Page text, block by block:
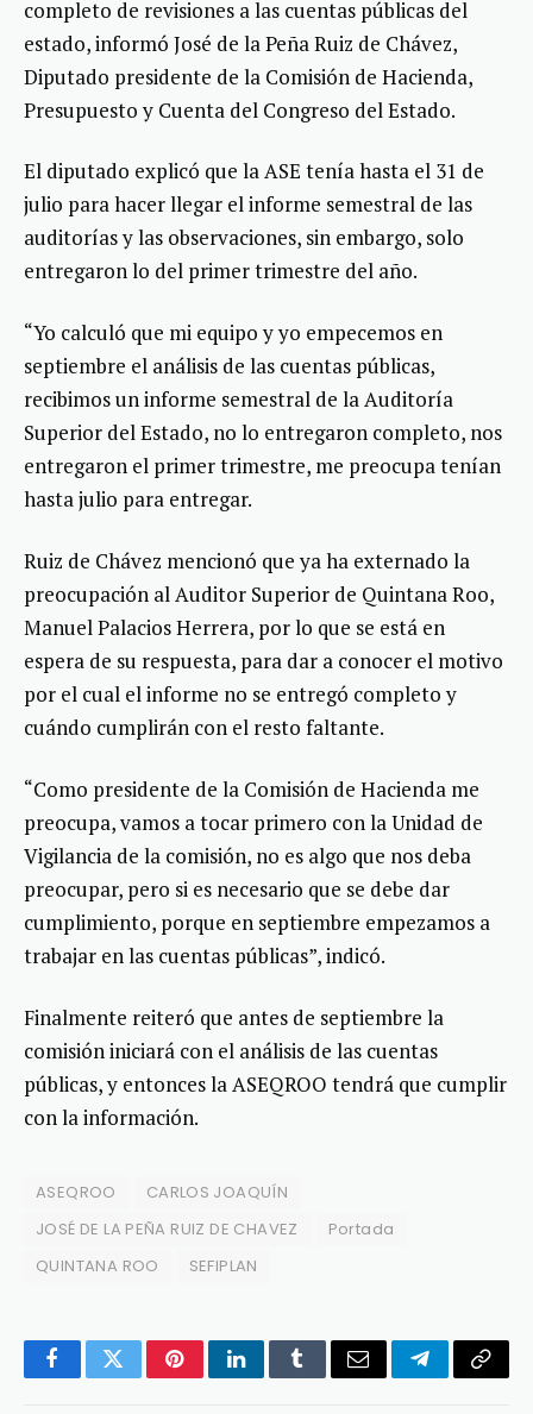
completo de revisiones a las cuentas públicas del
estado, informó José de la Peña Ruiz de Chávez,
Diputado presidente de la Comisión de Hacienda,
Presupuesto y Cuenta del Congreso del Estado.
El diputado explicó que la ASE tenía hasta el 31 de
julio para hacer llegar el informe semestral de las
auditorías y las observaciones, sin embargo, solo
entregaron lo del primer trimestre del año.
“Yo calculó que mi equipo y yo empecemos en
septiembre el análisis de las cuentas públicas,
recibimos un informe semestral de la Auditoría
Superior del Estado, no lo entregaron completo, nos
entregaron el primer trimestre, me preocupa tenían
hasta julio para entregar.
Ruiz de Chávez mencionó que ya ha externado la
preocupación al Auditor Superior de Quintana Roo,
Manuel Palacios Herrera, por lo que se está en
espera de su respuesta, para dar a conocer el motivo
por el cual el informe no se entregó completo y
cuándo cumplirán con el resto faltante.
“Como presidente de la Comisión de Hacienda me
preocupa, vamos a tocar primero con la Unidad de
Vigilancia de la comisión, no es algo que nos deba
preocupar, pero si es necesario que se debe dar
cumplimiento, porque en septiembre empezamos a
trabajar en las cuentas públicas”, indicó.
Finalmente reiteró que antes de septiembre la
comisión iniciará con el análisis de las cuentas
públicas, y entonces la ASEQROO tendrá que cumplir
con la información.
ASEQROO
CARLOS JOAQUÍN
JOSÉ DE LA PEÑA RUIZ DE CHAVEZ
Portada
QUINTANA ROO
SEFIPLAN
FacebookTwitterPinterestLinkedInTumblrEmail TelegramCopy